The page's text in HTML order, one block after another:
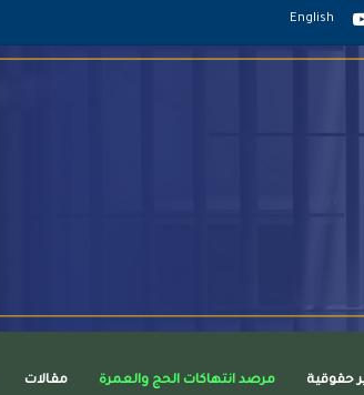
يوتيوب
English
حقوقية مرصد انتهاكات الحج والعمرة مقالات